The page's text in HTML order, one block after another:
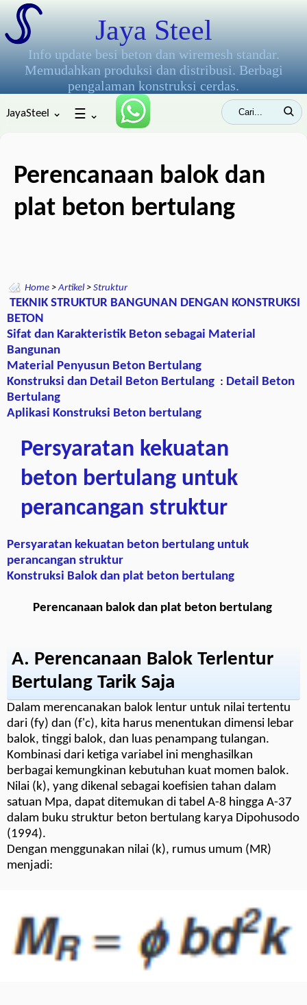
Jaya Steel
Info update besi beton dan wiremesh standar.
Memudahkan produksi dan distribusi. Berbagi
pengalaman konstruksi cerdas.
JayaSteel ⌄ ☰ ⌄
Perencanaan balok dan
plat beton bertulang
Home >Artikel > Struktur
TEKNIK STRUKTUR BANGUNAN DENGAN KONSTRUKSI
BETON
Sifat dan Karakteristik Beton sebagai Material
Bangunan
Material Penyusun Beton Bertulang
Konstruksi dan Detail Beton Bertulang : Detail Beton
Bertulang
Aplikasi Konstruksi Beton bertulang
Persyaratan kekuatan
beton bertulang untuk
perancangan struktur
Persyaratan kekuatan beton bertulang untuk
perancangan struktur
Konstruksi Balok dan plat beton bertulang
Perencanaan balok dan plat beton bertulang
A. Perencanaan Balok Terlentur
Bertulang Tarik Saja
Dalam merencanakan balok lentur untuk nilai tertentu
dari (fy) dan (f'c), kita harus menentukan dimensi lebar
balok, tinggi balok, dan luas penampang tulangan.
Kombinasi dari ketiga variabel ini menghasilkan
berbagai kemungkinan kebutuhan kuat momen balok.
Nilai (k), yang dikenal sebagai koefisien tahan dalam
satuan Mpa, dapat ditemukan di tabel A-8 hingga A-37
dalam buku struktur beton bertulang karya Dipohusodo
(1994).
Dengan menggunakan nilai (k), rumus umum (MR)
menjadi: